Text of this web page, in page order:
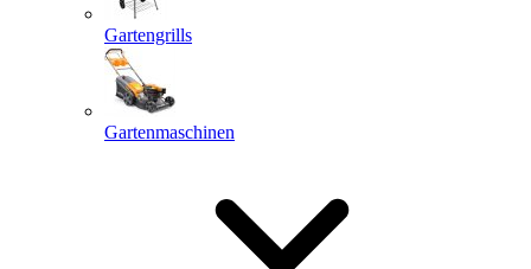
Gartengrills
Gartenmaschinen